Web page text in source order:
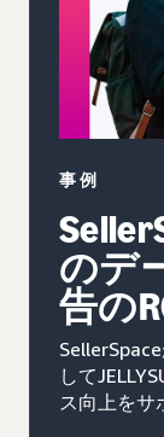
事例
のデ
告の
して
ス向上をサ